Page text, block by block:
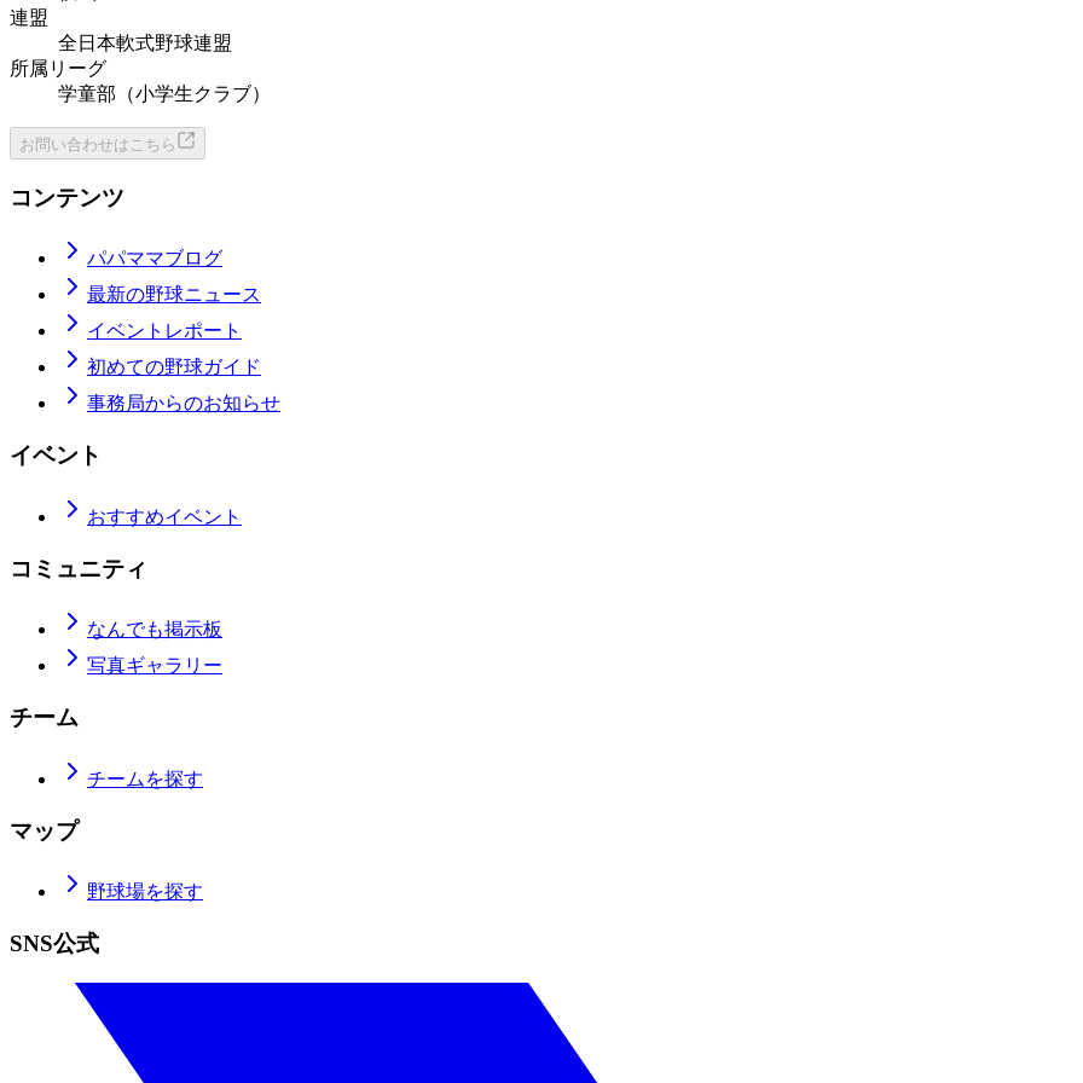
連盟
全日本軟式野球連盟
所属リーグ
学童部（小学生クラブ）
お問い合わせはこちら
コンテンツ
パパママブログ
最新の野球ニュース
イベントレポート
初めての野球ガイド
事務局からのお知らせ
イベント
おすすめイベント
コミュニティ
なんでも掲示板
写真ギャラリー
チーム
チームを探す
マップ
野球場を探す
SNS公式